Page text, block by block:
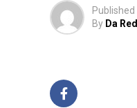
Published
By Da